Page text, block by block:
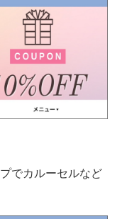
でカルーセルなど